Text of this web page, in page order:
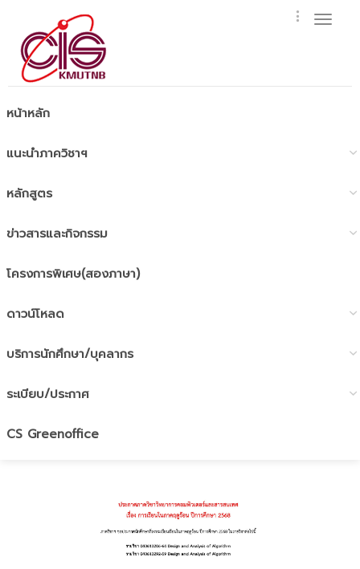
หน้าหลัก
แนะนำภาควิชาฯ
หลักสูตร
ข่าวสารและกิจกรรม
โครงการพิเศษ(สองภาษา)
ดาวน์โหลด
บริการนักศึกษา/บุคลากร
ระเบียบ/ประกาศ
CS Greenoffice